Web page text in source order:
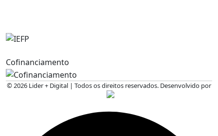
Cofinanciamento
© 2026 Lider + Digital | Todos os direitos reservados. Desenvolvido por